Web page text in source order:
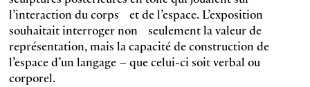
l’interaction du corps et de l’espace. L’exposition
souhaitait interroger non seulement la valeur de
représentation, mais la capacité de construction de
l’espace d’un langage – que celui-ci soit verbal ou
corporel.